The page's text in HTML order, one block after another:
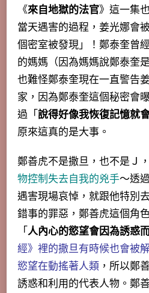
《來自地獄的法官》這一集
當天遇害的過程，姜光娜會
個密室被發現」！鄭泰奎曾
的媽媽（因為媽媽說鄭泰奎
也難怪鄭泰奎現在一直警告
家，因為鄭泰奎這個秘密會
過「說得好像我恢復記憶就
原來這真的是大事。
鄭善虎不是撒旦，也不是Ｊ，
物控制失去自我的兇手～透
遇害現場哀悼，就跟他特別
錯事的罪惡，鄭善虎這個角
「人內心的慾望會因為誘惑
經》裡的撒旦有時候也會被
慾望在動搖著人類 ，所以鄭
誘惑和利用的代表人物。鄭